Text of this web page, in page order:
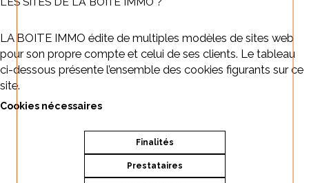
LA BOITE IMMO édite de multiples modèles de sites web
pour son propre compte et celui de ses clients. Le tableau
ci-dessous présente l’ensemble des cookies figurants sur ce
site.
Cookies nécessaires
Finalités
Prestataires